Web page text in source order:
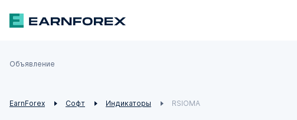
Объявление
£
¥
EarnForex Софт Индикаторы RSIOMA